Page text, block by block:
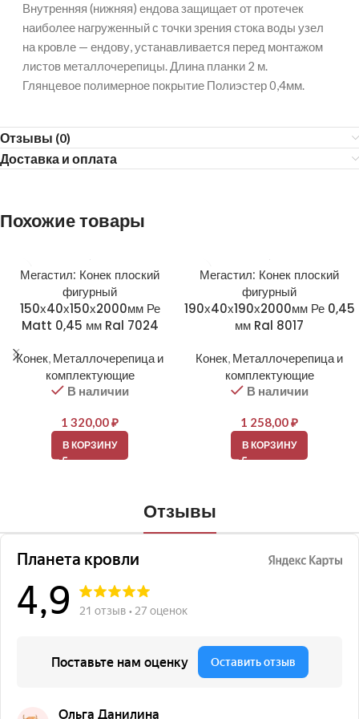
Внутренняя (нижняя) ендова защищает от протечек
наиболее нагруженный с точки зрения стока воды узел
на кровле — ендову, устанавливается перед монтажом
листов металлочерепицы. Длина планки 2 м.
Глянцевое полимерное покрытие Полиэстер 0,4мм.
Отзывы (0)
Доставка и оплата
Похожие товары
Мегастил: Конек плоский
фигурный
150х40х150х2000мм Ре
Matt 0,45 мм Ral 7024
Конек, Металлочерепица и
комплектующие
В наличии
1 320,00₽
В КОРЗИНУ
Мегастил: Конек плоский
фигурный
190х40х190х2000мм Ре 0,45
мм Ral 8017
Конек, Металлочерепица и
комплектующие
В наличии
1 258,00₽
В КОРЗИНУ
Отзывы